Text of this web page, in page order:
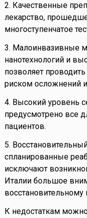
2. Качественные
лекарство,
многоступенчатое
3. Малоинвазивные
нанотехнологий и
позволяет
риском осложнений
4. Высокий уровень
предусмотрено все
пациентов.
5.
спланированные
исключают
Италии большое
восстановительному
К недостаткам